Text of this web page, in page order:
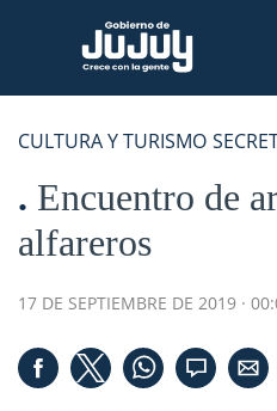
CULTURA Y TURISMO
Encuentro de
alfareros
17 DE SEPTIEMBRE DE 2019 ·